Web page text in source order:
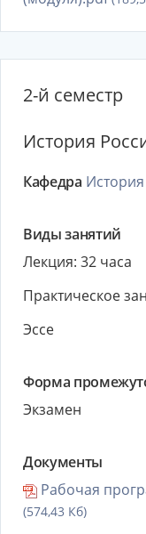
2-й семестр
История
Кафедра История
Виды занятий
Лекция: 32 часа
Практическое
Эссе
Форма
Экзамен
Документы
Рабочая
(574,43 Кб)